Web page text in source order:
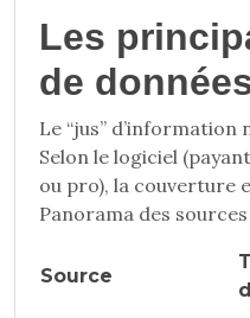
Les
de
Le “jus” d’information
Selon le logiciel
ou pro), la couverture
Panorama des
Source